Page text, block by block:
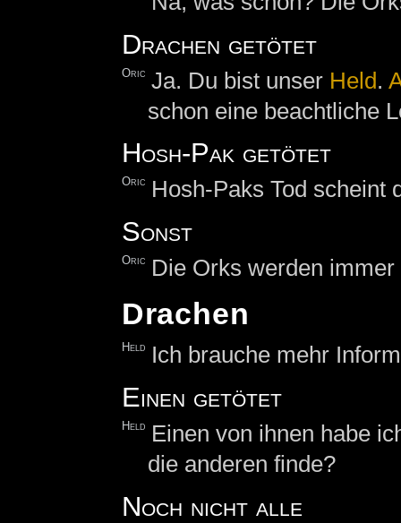
Drachen getötet
Oric Ja. Du bist unser Held.
schon eine beachtliche
Hosh-Pak getötet
Oric Hosh-Paks Tod scheint
Sonst
Oric Die Orks werden
Drachen
Held Ich brauche mehr
Einen getötet
Held
Einen von ihnen habe
die anderen finde?
Noch nicht alle